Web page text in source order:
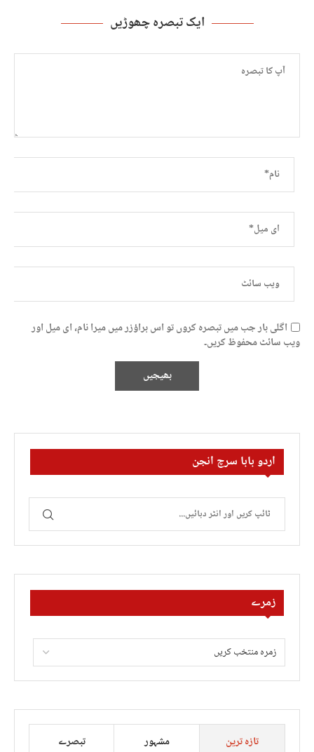
ایک تبصرہ چھوڑیں
اگلی بار جب میں تبصرہ کروں تو اس براؤزر میں میرا نام، ای میل اور
ویب سائٹ محفوظ کریں۔
اردو بابا سرچ انجن
زمرے
تازہ ترین مشہور تبصرے